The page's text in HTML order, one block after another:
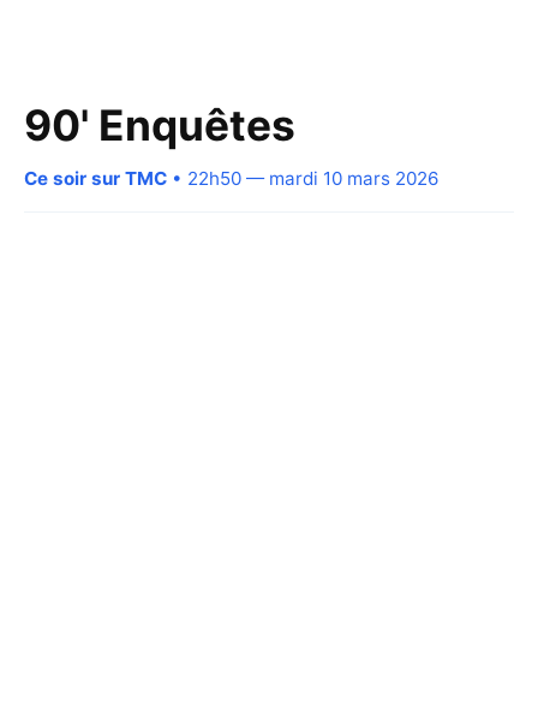
90' Enquêtes
Ce soir sur TMC • 22h50 — mardi 10 mars 2026